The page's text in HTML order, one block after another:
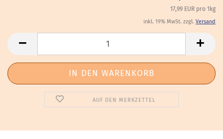
17,99 EUR pro 1kg
inkl. 19% MwSt. zzgl. Versand
AUF DEN MERKZETTEL